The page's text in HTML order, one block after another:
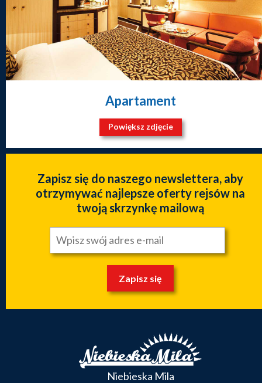
Apartament
Powiększ zdjęcie
Zapisz się do naszego newslettera, aby
otrzymywać najlepsze oferty rejsów na
twoją skrzynkę mailową
Zapisz się
Niebieska Mila